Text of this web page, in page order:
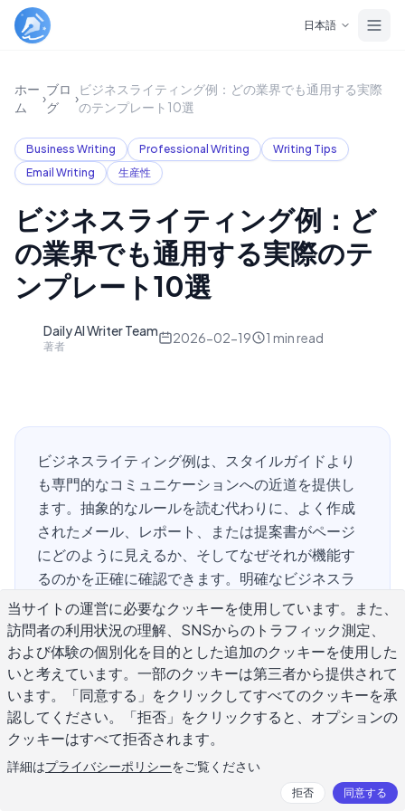
日本語
ホー
ム
›
ブロ
グ
›
ビジネスライティング例：どの業界でも通用する実際
のテンプレート10選
Business Writing Professional Writing
Writing Tips
Email Writing
生産性
ビジネスライティング例：ど
の業界でも通用する実際のテ
ンプレート10選
Daily AI Writer Team
著者
2026-02-19 1 min read
ビジネスライティング例は、スタイルガイドより
も専門的なコミュニケーションへの近道を提供し
ます。抽象的なルールを読む代わりに、よく作成
されたメール、レポート、または提案書がページ
にどのように見えるか、そしてなぜそれが機能す
るのかを正確に確認できます。明確なビジネスラ
イティングは時間を節約し、誤解を減らし、同僚
やクライアントがあなたの能力をどのように認識
するかを形作ります。エグゼクティブサマリー、
プロジェクト更新、またはクライアント提案を書
く場合でも、原則は一貫しています：直接的であ
ること、具体的であること、読者の次のアクショ
ンを明確にすることです。
当サイトの運営に必要なクッキーを使用しています。また、
訪問者の利用状況の理解、SNSからのトラフィック測定、
および体験の個別化を目的とした追加のクッキーを使用した
いと考えています。一部のクッキーは第三者から提供されて
います。「同意する」をクリックしてすべてのクッキーを承
認してください。「拒否」をクリックすると、オプションの
クッキーはすべて拒否されます。
詳細はプライバシーポリシーをご覧ください
拒否 同意する